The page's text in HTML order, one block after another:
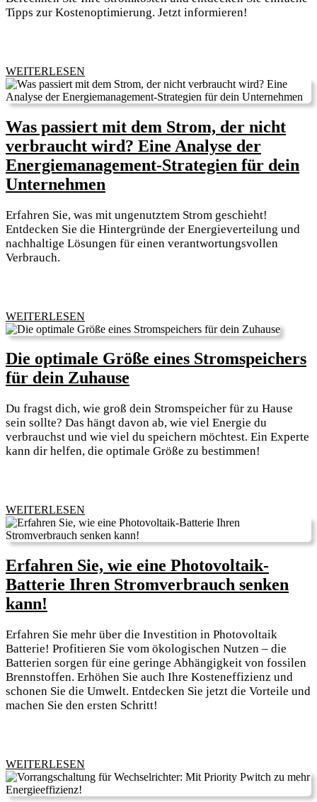
Watt
Ein
umfassender
Leitfaden
für
effizientes
Tipps zur Kostenoptimierung. Jetzt informieren!
WEITERLESEN
Was passiert mit dem Strom, der nicht
verbraucht wird? Eine Analyse der
Energiemanagement-Strategien für dein
Unternehmen
mit
dem
wird?
Eine
Analyse
Energiemanagement-
Strategien
für
Erfahren Sie, was mit ungenutztem Strom geschieht!
Entdecken Sie die Hintergründe der Energieverteilung und
nachhaltige Lösungen für einen verantwortungsvollen
Verbrauch.
WEITERLESEN
Die optimale Größe eines Stromspeichers
für dein Zuhause
Größe
eines
Stromspeichers
Du fragst dich, wie groß dein Stromspeicher für zu Hause
sein sollte? Das hängt davon ab, wie viel Energie du
verbrauchst und wie viel du speichern möchtest. Ein Experte
kann dir helfen, die optimale Größe zu bestimmen!
WEITERLESEN
Erfahren Sie, wie eine Photovoltaik-
Batterie Ihren Stromverbrauch senken
kann!
wie
eine
Photovoltaik-
Batterie
senken
kann!
Erfahren Sie mehr über die Investition in Photovoltaik
Batterie! Profitieren Sie vom ökologischen Nutzen – die
Batterien sorgen für eine geringe Abhängigkeit von fossilen
Brennstoffen. Erhöhen Sie auch Ihre Kosteneffizienz und
schonen Sie die Umwelt. Entdecken Sie jetzt die Vorteile und
machen Sie den ersten Schritt!
WEITERLESEN